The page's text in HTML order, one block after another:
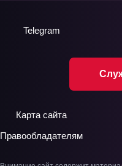
Telegram
Карта сайта
Правообладателям